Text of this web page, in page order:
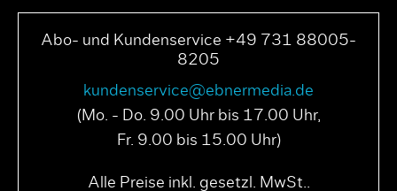
Abo- und Kundenservice +49 731 88005-
8205
kundenservice@ebnermedia.de
(Mo. - Do. 9.00 Uhr bis 17.00 Uhr,
Fr. 9.00 bis 15.00 Uhr)
Alle Preise inkl. gesetzl. MwSt..